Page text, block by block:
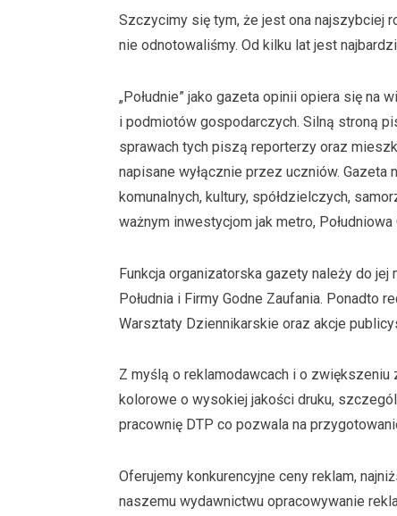
Szczycimy się tym, że jest ona najszybciej
nie odnotowaliśmy. Od kilku lat jest
„Południe” jako gazeta opinii opiera się na
i podmiotów gospodarczych. Silną stroną
sprawach tych piszą reporterzy oraz
napisane wyłącznie przez uczniów.
komunalnych, kultury, spółdzielczych,
ważnym inwestycjom jak metro,
Funkcja organizatorska gazety należy do
Południa i Firmy Godne Zaufania. Ponadto
Warsztaty Dziennikarskie oraz akcje
Z myślą o reklamodawcach i o
kolorowe o wysokiej jakości druku,
pracownię DTP co pozwala na
Oferujemy konkurencyjne ceny reklam,
naszemu wydawnictwu opracowywanie